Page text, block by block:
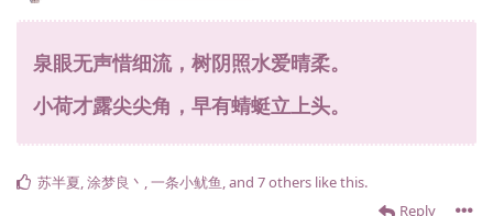
泉眼无声惜细流，树阴照水爱晴柔。
小荷才露尖尖角，早有蜻蜓立上头。
Reply
苏半夏,涂梦良丶 ,一条小鱿鱼, and 7others like this.